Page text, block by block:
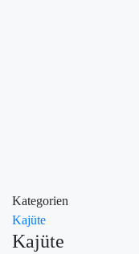
Kategorien
Kajüte
Kajüte